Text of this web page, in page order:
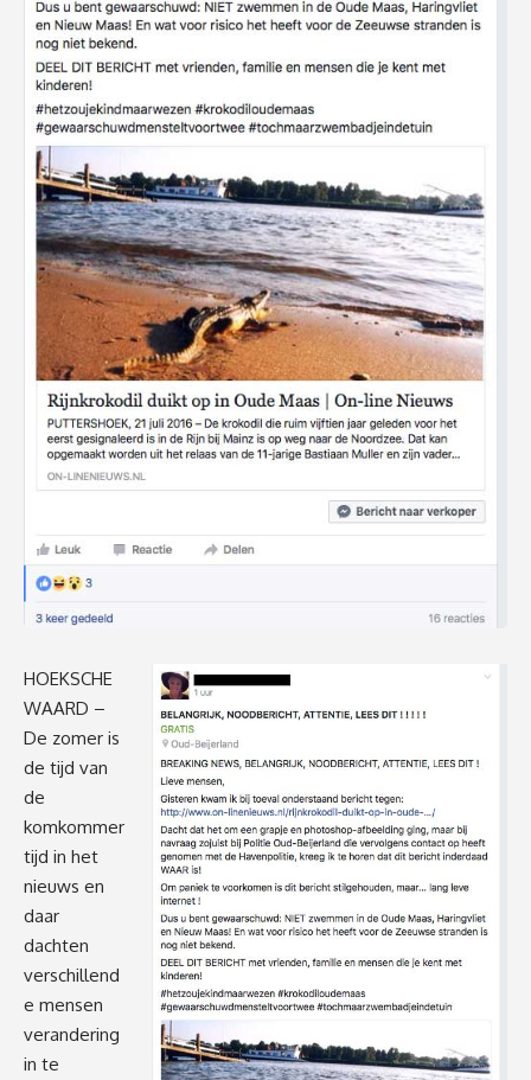
HOEKSCHE
WAARD –
De zomer is
de tijd van
de
komkommer
tijd in het
nieuws en
daar
dachten
verschillend
e mensen
verandering
in te